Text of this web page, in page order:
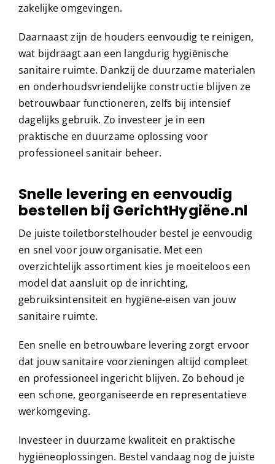
zakelijke omgevingen.
Daarnaast zijn de houders eenvoudig te reinigen,
wat bijdraagt aan een langdurig hygiënische
sanitaire ruimte. Dankzij de duurzame materialen
en onderhoudsvriendelijke constructie blijven ze
betrouwbaar functioneren, zelfs bij intensief
dagelijks gebruik. Zo investeer je in een
praktische en duurzame oplossing voor
professioneel sanitair beheer.
Snelle levering en eenvoudig
bestellen bij GerichtHygiëne.nl
De juiste toiletborstelhouder bestel je eenvoudig
en snel voor jouw organisatie. Met een
overzichtelijk assortiment kies je moeiteloos een
model dat aansluit op de inrichting,
gebruiksintensiteit en hygiëne-eisen van jouw
sanitaire ruimte.
Een snelle en betrouwbare levering zorgt ervoor
dat jouw sanitaire voorzieningen altijd compleet
en professioneel ingericht blijven. Zo behoud je
een schone, georganiseerde en representatieve
werkomgeving.
Investeer in duurzame kwaliteit en praktische
hygiëneoplossingen. Bestel vandaag nog de juiste